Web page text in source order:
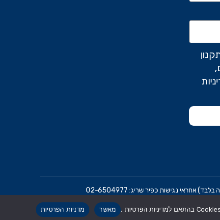
נגישות כפיר שריג: 02-6504977
נגישות מאשר מדניות הפרטיות